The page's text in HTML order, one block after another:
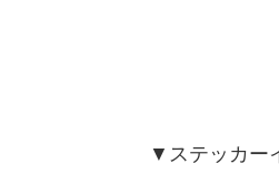
▼ステッカー